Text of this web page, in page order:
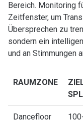
Bereich. Monitoring
Zeitfenster, um
Übersprechen zu
sondern ein
und an Stimmungen
RAUMZONE
SPL
Dancefloor